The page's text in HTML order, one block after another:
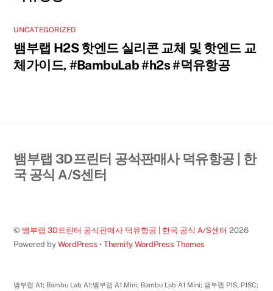
UNCATEGORIZED
뱀부랩 H2S 핫엔드 실리콘 교체 및 핫엔드 교
체가이드, #BambuLab #h2s #덕유항공
Back
뱀부랩 3D프린터 공식판매사 덕유항공 | 한
국 공식 A/S센터
© 뱀부랩 3D프린터 공식판매사 덕유항공 | 한국 공식 A/S센터 2026
Powered byWordPress •Themify WordPress Themes
뱀부랩 A1; Bambu Lab A1;뱀부랩 A1 Mini; Bambu Lab A1 Mini; 뱀부랩 P1S, P1SC;